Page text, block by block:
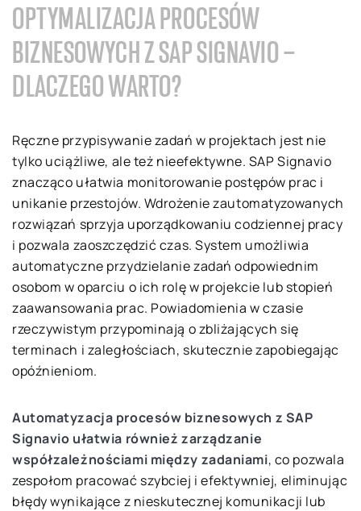
OPTYMALIZACJA PROCESÓW
BIZNESOWYCH Z SAP SIGNAVIO –
DLACZEGO WARTO?
Ręczne przypisywanie zadań w projektach jest nie
tylko uciążliwe, ale też nieefektywne. SAP Signavio
znacząco ułatwia monitorowanie postępów prac i
unikanie przestojów. Wdrożenie zautomatyzowanych
rozwiązań sprzyja uporządkowaniu codziennej pracy
i pozwala zaoszczędzić czas. System umożliwia
automatyczne przydzielanie zadań odpowiednim
osobom w oparciu o ich rolę w projekcie lub stopień
zaawansowania prac. Powiadomienia w czasie
rzeczywistym przypominają o zbliżających się
terminach i zaległościach, skutecznie zapobiegając
opóźnieniom.
Automatyzacja procesów biznesowych z SAP
Signavio ułatwia również zarządzanie
współzależnościami między zadaniami, co pozwala
zespołom pracować szybciej i efektywniej, eliminując
błędy wynikające z nieskutecznej komunikacji lub